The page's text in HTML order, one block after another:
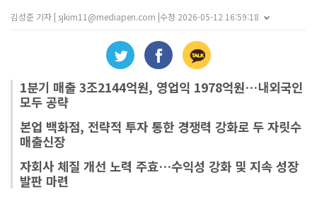
김성준 기자 | sjkim11@mediapen.com |수정 2026-05-12 16:59:18
1분기 매출 3조2144억원, 영업익 1978억원…내외국인
모두 공략
본업 백화점, 전략적 투자 통한 경쟁력 강화로 두 자릿수
매출신장
자회사 체질 개선 노력 주효…수익성 강화 및 지속 성장
발판 마련